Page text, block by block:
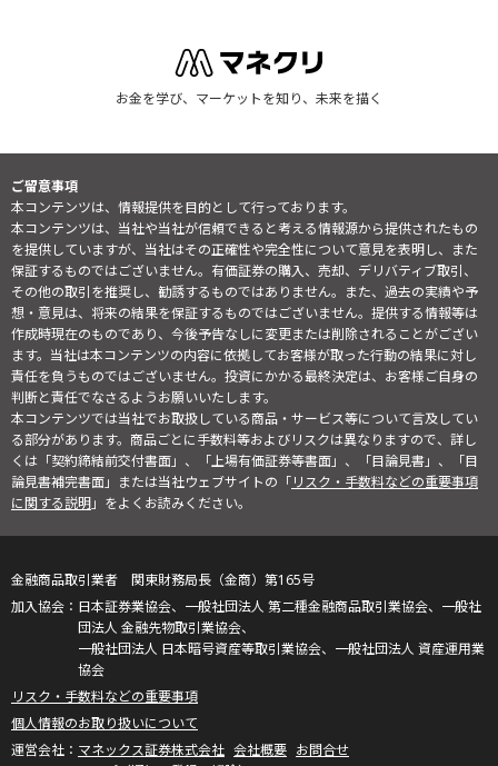
お金を学び、マーケットを知り、未来を描く
ご留意事項
本コンテンツは、情報提供を目的として行っております。
本コンテンツは、当社や当社が信頼できると考える情報源から提供されたもの
を提供していますが、当社はその正確性や完全性について意見を表明し、また
保証するものではございません。有価証券の購入、売却、デリバティブ取引、
その他の取引を推奨し、勧誘するものではありません。また、過去の実績や予
想・意見は、将来の結果を保証するものではございません。提供する情報等は
作成時現在のものであり、今後予告なしに変更または削除されることがござい
ます。当社は本コンテンツの内容に依拠してお客様が取った行動の結果に対し
責任を負うものではございません。投資にかかる最終決定は、お客様ご自身の
判断と責任でなさるようお願いいたします。
本コンテンツでは当社でお取扱している商品・サービス等について言及してい
る部分があります。商品ごとに手数料等およびリスクは異なりますので、詳し
くは「契約締結前交付書面」、「上場有価証券等書面」、「目論見書」、「目
論見書補完書面」または当社ウェブサイトの「リスク・手数料などの重要事項
に関する説明」をよくお読みください。
金融商品取引業者 関東財務局長（金商）第165号
日本証券業協会、一般社団法人 第二種金融商品取引業協会、一般社
団法人 金融先物取引業協会、
一般社団法人 日本暗号資産等取引業協会、一般社団法人 資産運用業
協会
リスク・手数料などの重要事項
個人情報のお取り扱いについて
マネックス証券株式会社 会社概要 お問合せ